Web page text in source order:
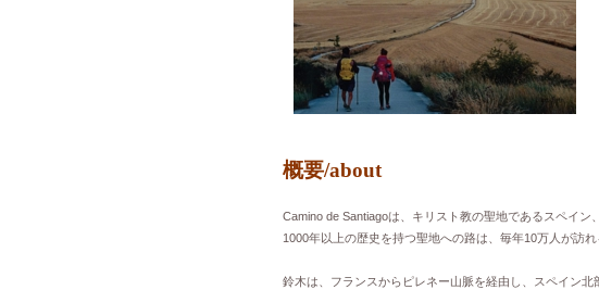
概要/about
Camino de Santiagoは、キリスト教の聖地であるスペイ
1000年以上の歴史を持つ聖地への路は、毎年10万人が訪
鈴木は、フランスからピレネー山脈を経由し、スペイン